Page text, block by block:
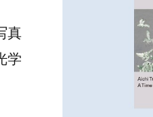
真
学